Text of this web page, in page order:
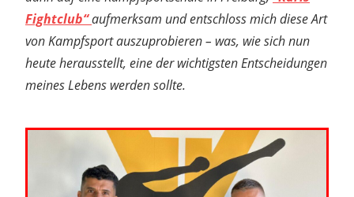
Fightclub“aufmerksam und entschloss mich diese Art
von Kampfsport auszuprobieren – was, wie sich nun
heute herausstellt, eine der wichtigsten Entscheidungen
meines Lebens werden sollte.